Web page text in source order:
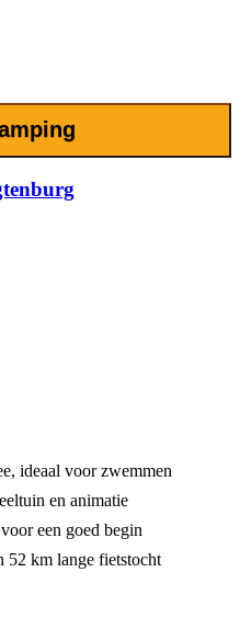
ideaal voor zwemmen
en animatie
een goed begin
52 km lange fietstocht